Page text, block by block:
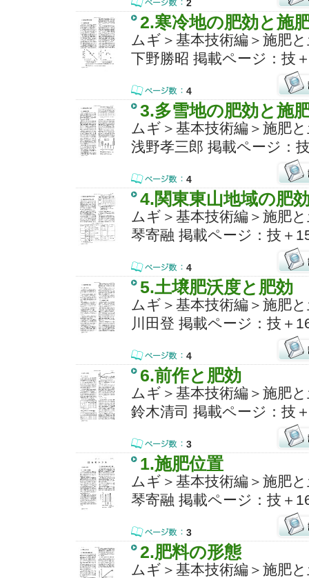
2
2.寒冷地の肥効と施
ムギ＞基本技術編＞施肥
下野勝昭 掲載ページ：技
4
3.多雪地の肥効と施
ムギ＞基本技術編＞施肥
浅野孝三郎 掲載ページ：
4
4.関東東山地域の肥
ムギ＞基本技術編＞施肥
琴寄融 掲載ページ：技＋
4
5.土壌肥沃度と肥効
ムギ＞基本技術編＞施肥
川田登 掲載ページ：技＋
4
6.前作と肥効
ムギ＞基本技術編＞施肥
鈴木清司 掲載ページ：技
3
1.施肥位置
ムギ＞基本技術編＞施肥
琴寄融 掲載ページ：技＋
3
2.肥料の形態
ムギ＞基本技術編＞施肥